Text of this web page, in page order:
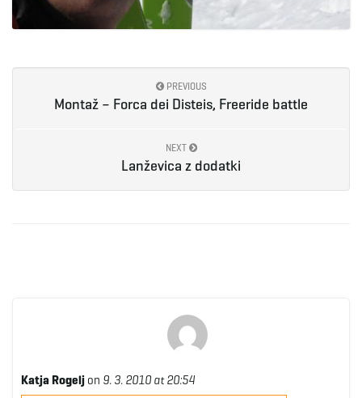
PREVIOUS
Montaž – Forca dei Disteis, Freeride battle
NEXT
Lanževica z dodatki
Katja Rogelj on 9. 3. 2010 at 20:54